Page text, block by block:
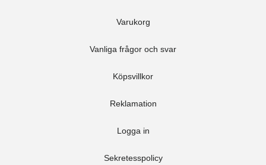
Varukorg
Vanliga frågor och svar
Köpsvillkor
Reklamation
Logga in
Sekretesspolicy